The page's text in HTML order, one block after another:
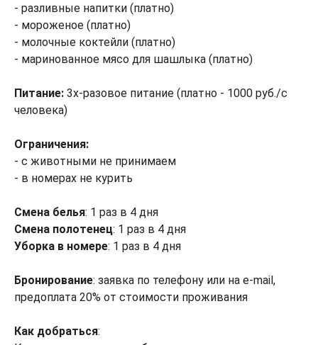
- разливные напитки (платно)
- мороженое (платно)
- молочные коктейли (платно)
- маринованное мясо для шашлыка (платно)
Питание: 3х-разовое питание (платно - 1000 руб./с
человека)
Ограничения:
- с животными не принимаем
- в номерах не курить
Смена белья: 1 раз в 4 дня
Смена полотенец: 1 раз в 4 дня
Уборка в номере: 1 раз в 4 дня
Бронирование: заявка по телефону или на e-mail,
предоплата 20% от стоимости проживания
Как добраться: